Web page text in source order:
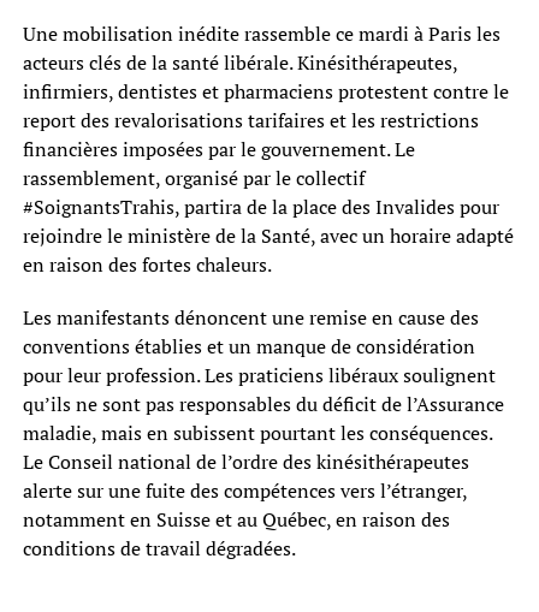
Une mobilisation inédite rassemble ce mardi à Paris les
acteurs clés de la santé libérale. Kinésithérapeutes,
infirmiers, dentistes et pharmaciens protestent contre le
report des revalorisations tarifaires et les restrictions
financières imposées par le gouvernement. Le
rassemblement, organisé par le collectif
#SoignantsTrahis, partira de la place des Invalides pour
rejoindre le ministère de la Santé, avec un horaire adapté
en raison des fortes chaleurs.
Les manifestants dénoncent une remise en cause des
conventions établies et un manque de considération
pour leur profession. Les praticiens libéraux soulignent
qu’ils ne sont pas responsables du déficit de l’Assurance
maladie, mais en subissent pourtant les conséquences.
Le Conseil national de l’ordre des kinésithérapeutes
alerte sur une fuite des compétences vers l’étranger,
notamment en Suisse et au Québec, en raison des
conditions de travail dégradées.